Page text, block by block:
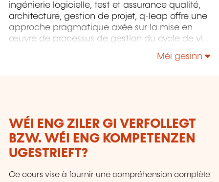
ingénierie logicielle, test et assurance qualité,
architecture, gestion de projet, q-leap offre une
approche pragmatique axée sur la mise en
œuvre de processus de gestion du cycle de vie
des applications. La formation fait partie
Méi gesinn
WÉI ENG ZILER GI VERFOLLEGT
BZW. WÉI ENG KOMPETENZEN
UGESTRIEFT?
Ce cours vise à fournir une compréhension complète